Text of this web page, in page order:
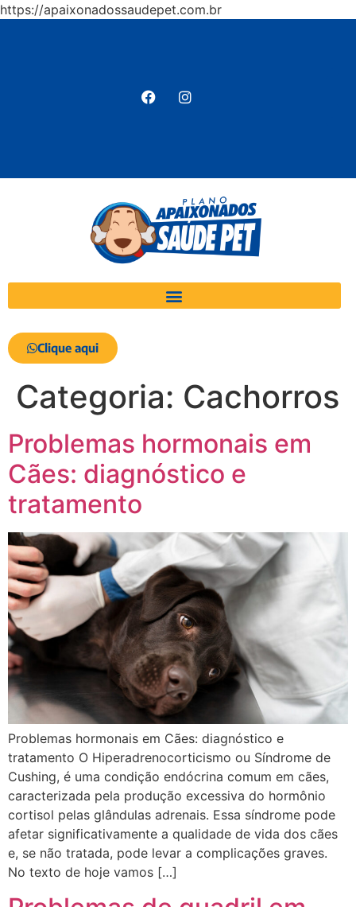
https://apaixonadossaudepet.com.br
Clique aqui
Categoria: Cachorros
Problemas hormonais em
Cães: diagnóstico e
tratamento
Problemas hormonais em Cães: diagnóstico e
tratamento O Hiperadrenocorticismo ou Síndrome de
Cushing, é uma condição endócrina comum em cães,
caracterizada pela produção excessiva do hormônio
cortisol pelas glândulas adrenais. Essa síndrome pode
afetar significativamente a qualidade de vida dos cães
e, se não tratada, pode levar a complicações graves.
No texto de hoje vamos […]